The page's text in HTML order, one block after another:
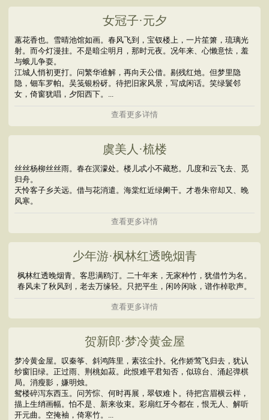
女冠子·元夕
蕙花香也。雪晴池馆如画。春风飞到，宝钗楼上，一片笙箫，琉璃光
射。而今灯漫挂。不是暗尘明月，那时元夜。况年来、心懒意怯，羞
与蛾儿争耍。
江城人悄初更打。问繁华谁解，再向天公借。剔残红灺。但梦里隐
隐，钿车罗帕。吴笺银粉砑。待把旧家风景，写成闲话。笑绿鬟邻
女，倚窗犹唱，夕阳西下。...
查看更多详情
虞美人·梳楼
丝丝杨柳丝丝雨。春在溟濛处。楼儿忒小不藏愁。几度和云飞去、觅
归舟。
天怜客子乡关远。借与花消遣。海棠红近绿阑干。才卷朱帘却又、晚
风寒。
查看更多详情
少年游·枫林红透晚烟青
枫林红透晚烟青。客思满鸥汀。二十年来，无家种竹，犹借竹为名。
春风未了秋风到，老去万缘轻。只把平生，闲吟闲咏，谱作棹歌声。
查看更多详情
贺新郎·梦冷黄金屋
梦冷黄金屋。叹秦筝、斜鸿阵里，素弦尘扑。化作娇莺飞归去，犹认
纱窗旧绿。正过雨、荆桃如菽。此恨难平君知否，似琼台、涌起弹棋
局。消瘦影，嫌明烛。
鸳楼碎泻东西玉。问芳悰、何时再展，翠钗难卜。待把宫眉横云样，
描上生绡画幅。怕不是、新来妆束。彩扇红牙今都在，恨无人、解听
开元曲。空掩袖，倚寒竹。...